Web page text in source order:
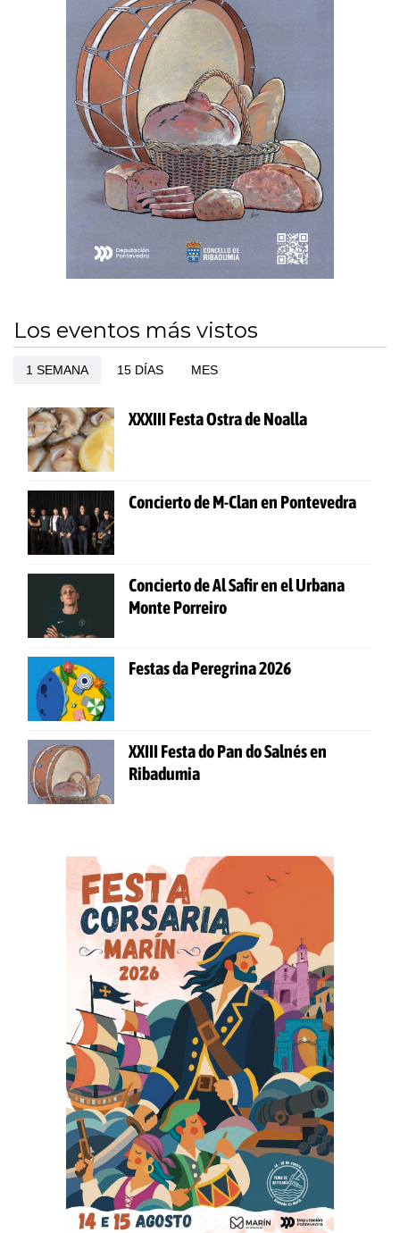
Los eventos más vistos
1 SEMANA 15 DÍAS MES
XXXIII Festa Ostra de Noalla
Concierto de M-Clan en Pontevedra
Concierto de Al Safir en el Urbana
Monte Porreiro
Festas da Peregrina 2026
XXIII Festa do Pan do Salnés en
Ribadumia